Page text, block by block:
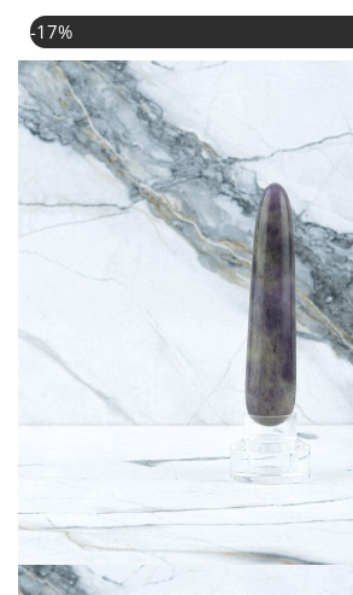
-17%
Oorspronkelijke prijs was:
Huidige prijs is: €25,00.